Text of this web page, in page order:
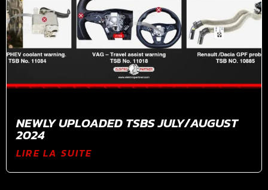
NEWLY UPLOADED TSBS JULY/AUGUST
2024
LIRE LA SUITE